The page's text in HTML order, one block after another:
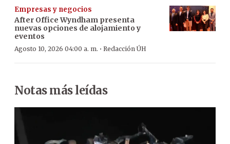
Empresas y negocios
After Office Wyndham presenta
nuevas opciones de alojamiento y
eventos
Agosto 10, 2026 04:00 a. m. · Redacción ÚH
Notas más leídas